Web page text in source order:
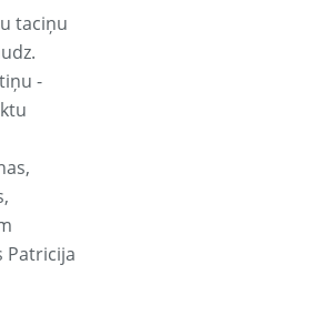
taciņu
-
Patricija